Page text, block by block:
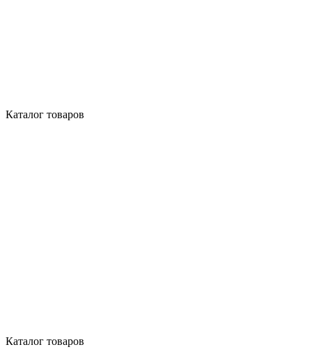
Каталог товаров
Каталог товаров